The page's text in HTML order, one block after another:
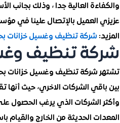
والكفاءة العالية جدا ، وذلك بجانب
عزيزي العميل بالإتصال علينا في
المزيد: شركة تنظيف وغسيل خزانات
شركة تنظيف
تشتهر شركة تنظيف وغسيل خزانات
بين باقي الشركات الاخري، حيث
وأكثر الشركات الذي يرغب الحصول
المعدات الحديثة من الخارج والقيام